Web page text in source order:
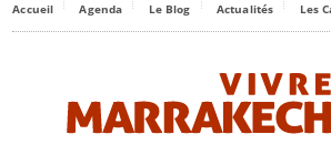
Accueil Agenda Le Blog Actualités Les